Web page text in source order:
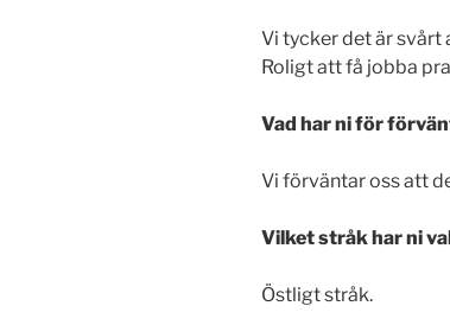
Vi tycker det är svårt
Roligt att få jobba
Vad har ni för
Vi förväntar oss att
Vilket stråk har ni
Östligt stråk.